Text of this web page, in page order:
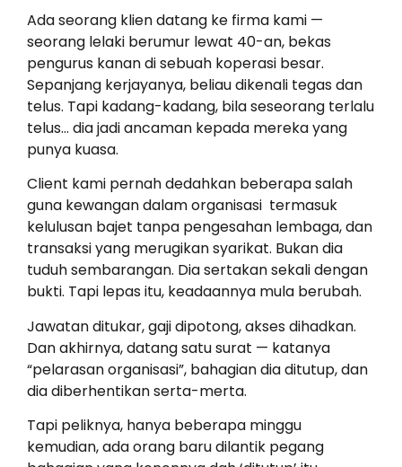
Ada seorang klien datang ke firma kami —
seorang lelaki berumur lewat 40-an, bekas
pengurus kanan di sebuah koperasi besar.
Sepanjang kerjayanya, beliau dikenali tegas dan
telus. Tapi kadang-kadang, bila seseorang terlalu
telus… dia jadi ancaman kepada mereka yang
punya kuasa.
Client kami pernah dedahkan beberapa salah
guna kewangan dalam organisasi termasuk
kelulusan bajet tanpa pengesahan lembaga, dan
transaksi yang merugikan syarikat. Bukan dia
tuduh sembarangan. Dia sertakan sekali dengan
bukti. Tapi lepas itu, keadaannya mula berubah.
Jawatan ditukar, gaji dipotong, akses dihadkan.
Dan akhirnya, datang satu surat — katanya
“pelarasan organisasi”, bahagian dia ditutup, dan
dia diberhentikan serta-merta.
Tapi peliknya, hanya beberapa minggu
kemudian, ada orang baru dilantik pegang